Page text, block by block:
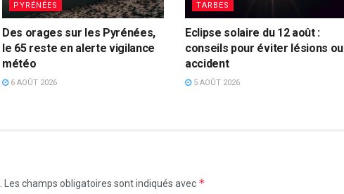
PYRÉNÉES
Des orages sur les Pyrénées,
le 65 reste en alerte vigilance
météo
6 AOÛT 2026
TARBES
Eclipse solaire du 12 août :
conseils pour éviter lésions ou
accident
5 AOÛT 2026
Les champs obligatoires sont indiqués avec *